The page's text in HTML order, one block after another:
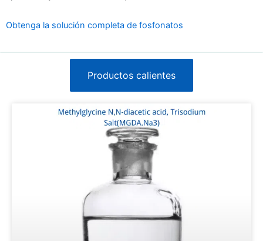
Obtenga la solución completa de fosfonatos
Productos calientes